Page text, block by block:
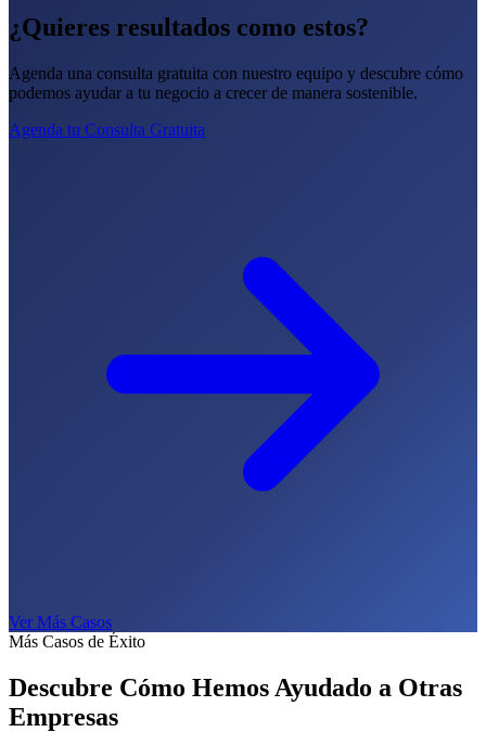
¿Quieres resultados como estos?
Agenda una consulta gratuita con nuestro equipo y descubre cómo
podemos ayudar a tu negocio a crecer de manera sostenible.
Agenda tu Consulta Gratuita
Ver Más Casos
Más Casos de Éxito
Descubre Cómo Hemos Ayudado a Otras
Empresas